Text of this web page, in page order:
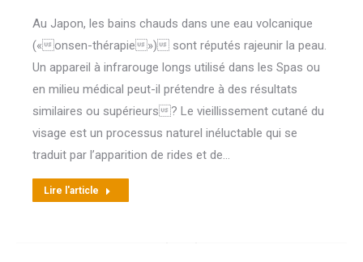
Au Japon, les bains chauds dans une eau volcanique
(«onsen-thérapie») sont réputés rajeunir la peau.
Un appareil à infrarouge longs utilisé dans les Spas ou
en milieu médical peut-il prétendre à des résultats
similaires ou supérieurs? Le vieillissement cutané du
visage est un processus naturel inéluctable qui se
traduit par l’apparition de rides et de…
Lire l'article